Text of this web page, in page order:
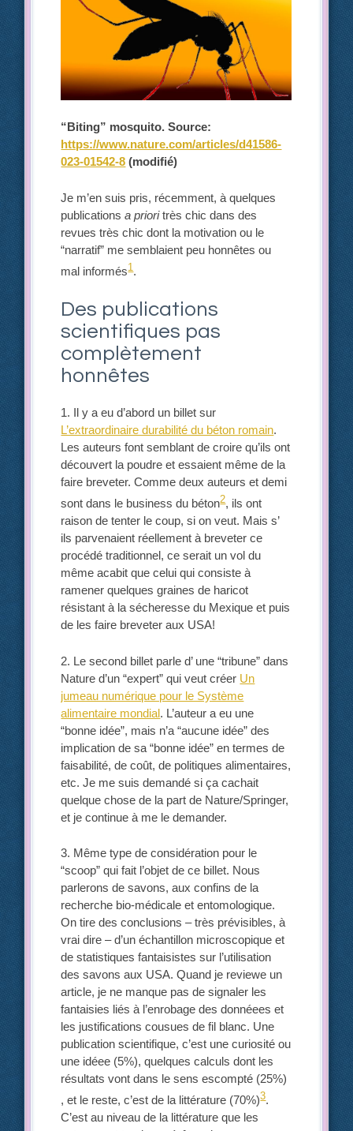
“Biting” mosquito. Source:
https://www.nature.com/articles/d41586-
023-01542-8 (modifié)
Je m’en suis pris, récemment, à quelques
publicationsa prioritrès chic dans des
revues très chic dont la motivation ou le
“narratif” me semblaient peu honnêtes ou
mal informés1.
Des publications
scientifiques pas
complètement
honnêtes
1. Il y a eu d’abord un billet sur
L’extraordinaire durabilité du béton romain.
Les auteurs font semblant de croire qu’ils ont
découvert la poudre et essaient même de la
faire breveter. Comme deux auteurs et demi
sont dans le business du béton2, ils ont
raison de tenter le coup, si on veut. Mais s’
ils parvenaient réellement à breveter ce
procédé traditionnel, ce serait un vol du
même acabit que celui qui consiste à
ramener quelques graines de haricot
résistant à la sécheresse du Mexique et puis
de les faire breveter aux USA!
2. Le second billet parle d’ une “tribune” dans
Nature d’un “expert” qui veut créer Un
jumeau numérique pour le Système
alimentaire mondial. L’auteur a eu une
“bonne idée”, mais n’a “aucune idée” des
implication de sa “bonne idée” en termes de
faisabilité, de coût, de politiques alimentaires,
etc. Je me suis demandé si ça cachait
quelque chose de la part de Nature/Springer,
et je continue à me le demander.
3. Même type de considération pour le
“scoop” qui fait l’objet de ce billet. Nous
parlerons de savons, aux confins de la
recherche bio-médicale et entomologique.
On tire des conclusions – très prévisibles, à
vrai dire – d’un échantillon microscopique et
de statistiques fantaisistes sur l’utilisation
des savons aux USA. Quand je reviewe un
article, je ne manque pas de signaler les
fantaisies liés à l’enrobage des donnéees et
les justifications cousues de fil blanc. Une
publication scientifique, c’est une curiosité ou
une idéee (5%), quelques calculs dont les
résultats vont dans le sens escompté (25%)
, et le reste, c’est de la littérature (70%)3.
C’est au niveau de la littérature que les